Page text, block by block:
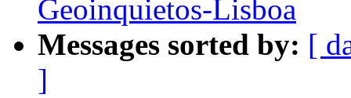
Geoinquietos-Lisboa
Messages sorted by: [
]